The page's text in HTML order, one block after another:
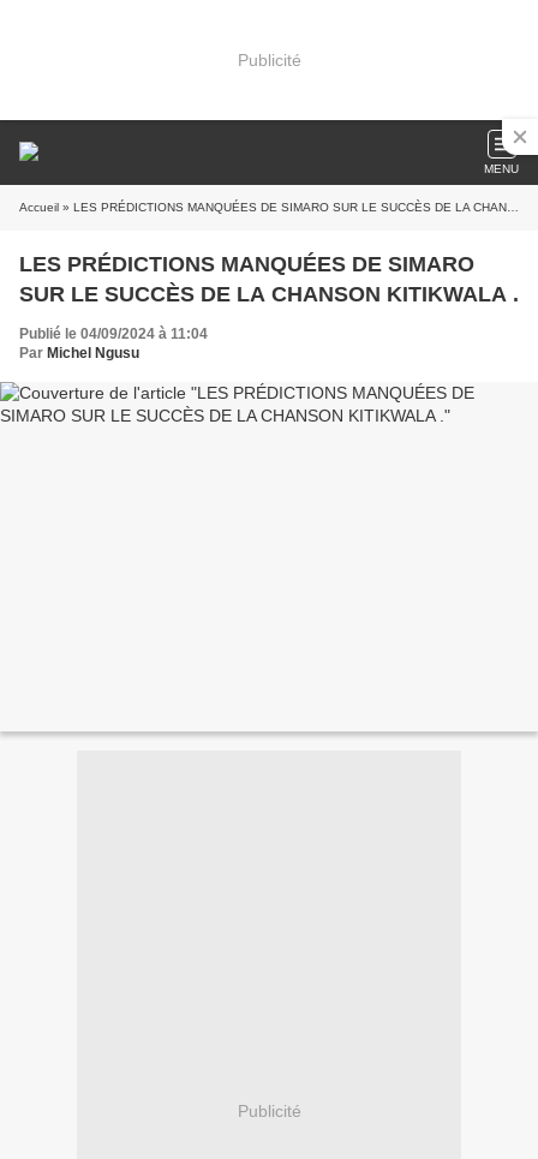
Publicité
MENU
Accueil » LES PRÉDICTIONS MANQUÉES DE SIMARO SUR LE SUCCÈS DE LA CHANSON KITIKWALA .
LES PRÉDICTIONS MANQUÉES DE SIMARO
SUR LE SUCCÈS DE LA CHANSON KITIKWALA .
Publié le 04/09/2024 à 11:04
Par Michel Ngusu
Publicité